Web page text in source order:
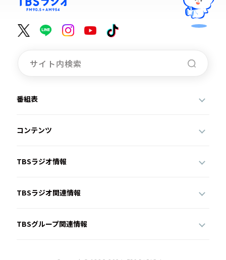
番組表
コンテンツ
TBSラジオ情報
TBSラジオ関連情報
TBSグループ関連情報